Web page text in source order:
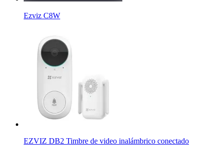
Ezviz C8W
EZVIZ DB2 Timbre de video inalámbrico conectado